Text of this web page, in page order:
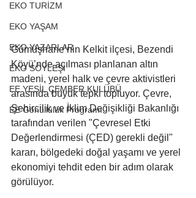
EKO TURİZM
EKO YAŞAM
EKO YAZARLAR
EKO SÖYLEŞİ
EE YEŞİL ÇEMBER KULÜBÜ
EE Gönüllülük Programı
Gümüşhane’nin Kelkit ilçesi, Bezendi
Köyü’nde açılması planlanan altın
madeni, yerel halk ve çevre aktivistleri
arasında büyük tepki topluyor. Çevre,
Şehircilik ve İklim Değişikliği Bakanlığı
tarafından verilen "Çevresel Etki
Değerlendirmesi (ÇED) gerekli değil"
kararı, bölgedeki doğal yaşamı ve yerel
ekonomiyi tehdit eden bir adım olarak
görülüyor.